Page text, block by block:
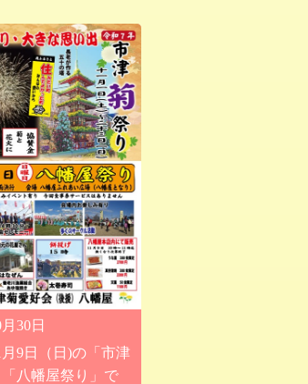
30日
月9日（日)の「市津
八幡屋祭り」で